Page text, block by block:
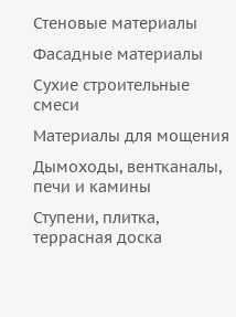
Стеновые материалы
Фасадные материалы
Сухие строительные
смеси
Материалы для мощения
Дымоходы, вентканалы,
печи и камины
Ступени, плитка,
террасная доска